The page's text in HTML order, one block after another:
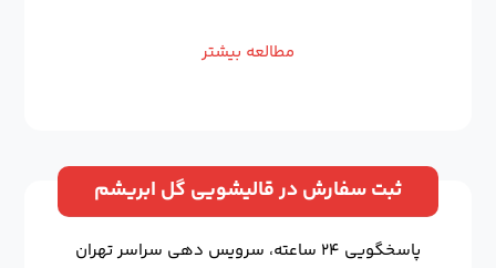
مطالعه بیشتر
ثبت سفارش در قالیشویی گل ابریشم
پاسخگویی ۲۴ ساعته، سرویس دهی سراسر تهران